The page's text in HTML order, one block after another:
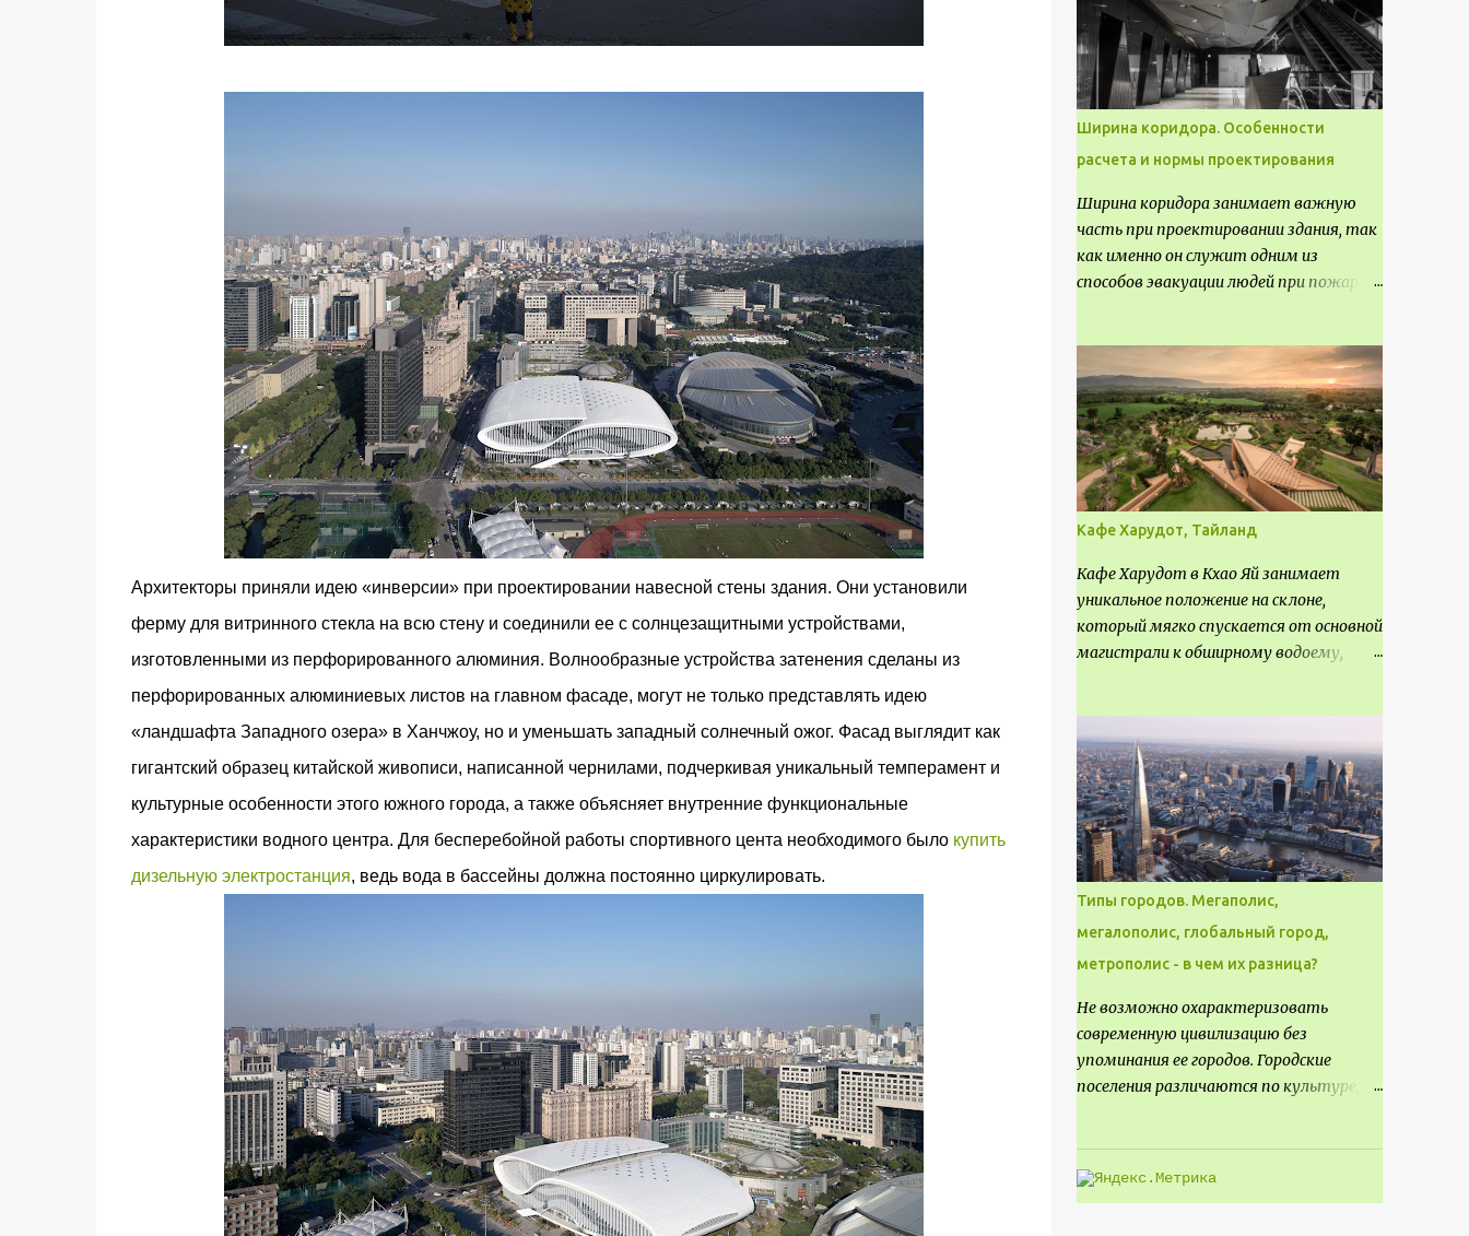
Архитекторы приняли идею «инверсии» при проектировании навесной стены здания. Они установили
ферму для витринного стекла на всю стену и соединили ее с солнцезащитными устройствами,
изготовленными из перфорированного алюминия. Волнообразные устройства затенения сделаны из
перфорированных алюминиевых листов на главном фасаде, могут не только представлять идею
«ландшафта Западного озера» в Ханчжоу, но и уменьшать западный солнечный ожог. Фасад выглядит как
гигантский образец китайской живописи, написанной чернилами, подчеркивая уникальный темперамент и
культурные особенности этого южного города, а также объясняет внутренние функциональные
характеристики водного центра. Для бесперебойной работы спортивного цента необходимого было купить
дизельную электростанция, ведь вода в бассейны должна постоянно циркулировать.
всемирным выставкам. Выставочные
павильоны классифицируют на:
универсальные тематические
временные постоянные передвижные
стационарные Назначение
выставочных павильонов - показ
экспозиции, с целью информации,
пропаганды, рекламы, внедрения новых
технологий, обмен опытом,
привлечения внимания и т.д.
Ширина коридора. Особенности
расчета и нормы проектирования
Ширина коридора занимает важную
часть при проектировании здания, так
как именно он служит одним из
способов эвакуации людей при пожаре.
выполнять правильный расчет. Все
особенности рассмотрим в данной
статье.
Кафе Харудот, Тайланд
Кафе Харудот в Кхао Яй занимает
уникальное положение на склоне,
который мягко спускается от основной
магистрали к обширному водоему,
месте не только потенциал для
создания проекта кафе, но и
возможность обустроить
общедоступную смотровую площадку,
куда прохожие могли бы свободно
попасть, не заходя в само заведение.
Типы городов. Мегаполис,
мегалополис, глобальный город,
метрополис - в чем их разница?
Не возможно охарактеризовать
современную цивилизацию без
упоминания ее городов. Городские
поселения различаются по культуре,
более значимыми на протяжении всего
развития региона. Исторически